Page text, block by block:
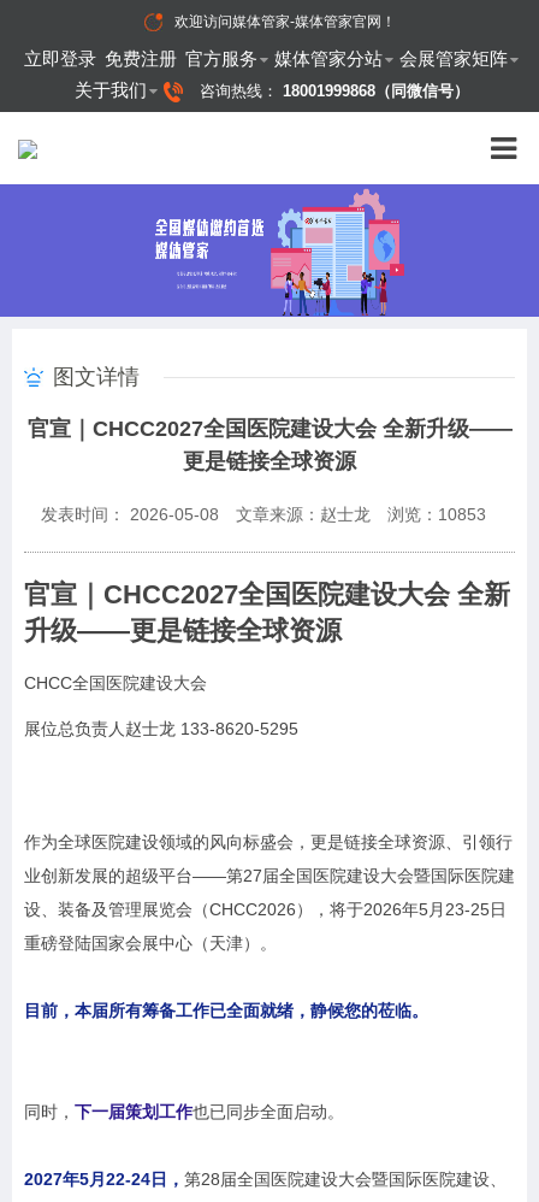
欢迎访问媒体管家-媒体管家官网 ！
立即登录 免费注册 官方服务 媒体管家分站
会展管家矩阵
关于我们
咨询热线： 18001999868（同微信号）
图文详情
官宣｜CHCC2027全国医院建设大会 全新升级——
更是链接全球资源
发表时间： 2026-05-08 文章来源：赵士龙 浏览： 10853
官宣｜CHCC2027全国医院建设大会 全新
升级——更是链接全球资源
CHCC全国医院建设大会
展位总负责人赵士龙 133-8620-5295
作为全球医院建设领域的风向标盛会，更是链接全球资源、引领行
业创新发展的超级平台——第27届全国医院建设大会暨国际医院建
设、装备及管理展览会（CHCC2026），将于2026年5月23-25日
重磅登陆国家会展中心（天津）。
目前，本届所有筹备工作已全面就绪，静候您的莅临。
同时， 下一届策划工作也已同步全面启动。
2027年5月22-24日， 第28届全国医院建设大会暨国际医院建设、